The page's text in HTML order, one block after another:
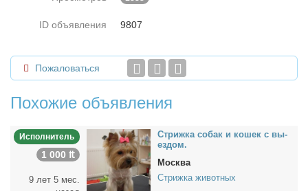
ID объявления 9807
Пожаловаться
Похожие объявления
Исполнитель
1 000 ₶
9 лет 5 мес.
Стриж­ка со­бак и ко­шек с вы­
ез­дом.
Москва
Стрижка животных